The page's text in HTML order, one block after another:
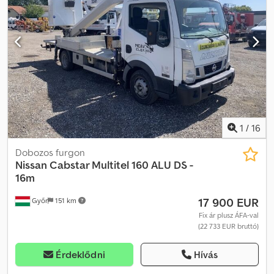
2016/08 Kibocsátási osztály: EURO5B Teljesítmény: 90 kW
Credezqr Nvepfx Acgef Hengerűrtartalom (ccm-ben): 2488
Üzemanyag: Dízel Megengedett teljes tömeg (GVW): 3500 kg
Emelőerő: 225 kg Ülések száma: 3 Váltó: Manuális váltó Főbb
jellemzők: ABS, szervokormány, turbófeltöltő, teljesen hidraulikus
működés a talajról és a kosárból, „A” típusú stabilizátor, forgatható
kosár, a motor indítása és leállítása a kosárból. A gép jó műszaki
állapotban van, a motor és a hidraulikus rendszer nagyon tiszták,
és jól működnek. Az ár nettó, exportra vonatkozik. Beszélünk: -
Angolul - Németül - Magyarul
1 / 16
Győr 151 km
Dobozos furgon
Nissan Cabstar Multitel 160 ALU DS -
16m
17 900 EUR
Fix ár plusz ÁFA-val
(22 733 EUR bruttó)
Érdeklődni Hívás